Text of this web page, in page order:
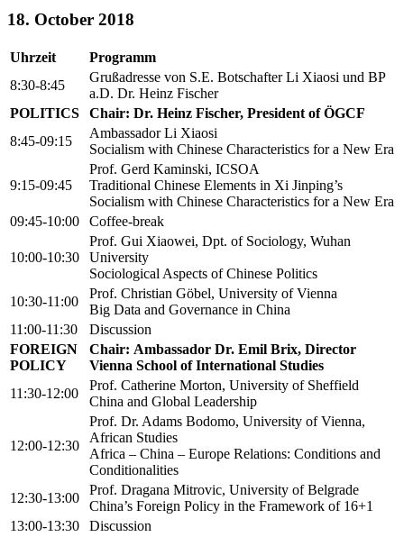
18. October 2018
Uhrzeit
Programm
8:30-8:45
Grußadresse von S.E. Botschafter Li Xiaosi und BP
a.D. Dr. Heinz Fischer
POLITICS
Chair: Dr. Heinz Fischer, President of ÖGCF
8:45-09:15
Ambassador Li Xiaosi
Socialism with Chinese Characteristics for a New Era
9:15-09:45
Prof. Gerd Kaminski, ICSOA
Traditional Chinese Elements in Xi Jinping’s
Socialism with Chinese Characteristics for a New Era
09:45-10:00
Coffee-break
10:00-10:30
Prof. Gui Xiaowei, Dpt. of Sociology, Wuhan
University
Sociological Aspects of Chinese Politics
10:30-11:00
Prof. Christian Göbel, University of Vienna
Big Data and Governance in China
11:00-11:30
Discussion
FOREIGN
POLICY
Chair: Ambassador Dr. Emil Brix, Director
Vienna School of International Studies
11:30-12:00
Prof. Catherine Morton, University of Sheffield
China and Global Leadership
12:00-12:30
Prof. Dr. Adams Bodomo, University of Vienna,
African Studies
Africa – China – Europe Relations: Conditions and
Conditionalities
12:30-13:00
Prof. Dragana Mitrovic, University of Belgrade
China’s Foreign Policy in the Framework of 16+1
13:00-13:30
Discussion